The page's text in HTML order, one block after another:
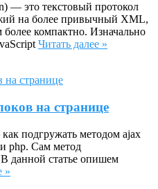
— это текстовый протокол
на более привычный XML,
компактно. Изначально
Читать далее »
на странице
подгружать методом ajax
php. Сам метод
В данной статье опишем
»